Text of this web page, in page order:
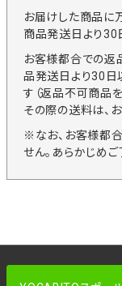
お届けした商品に
商品発送日より30
お客様都合での返
品発送日より30日
す（返品不可商品を
その際の送料は、
※なお、お客様都
せん。あらかじめご